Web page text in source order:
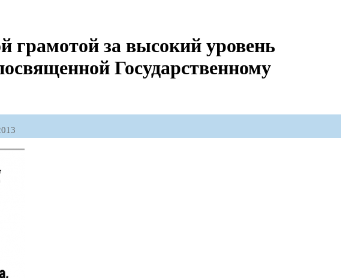
грамотой за высокий уровень
Государственному